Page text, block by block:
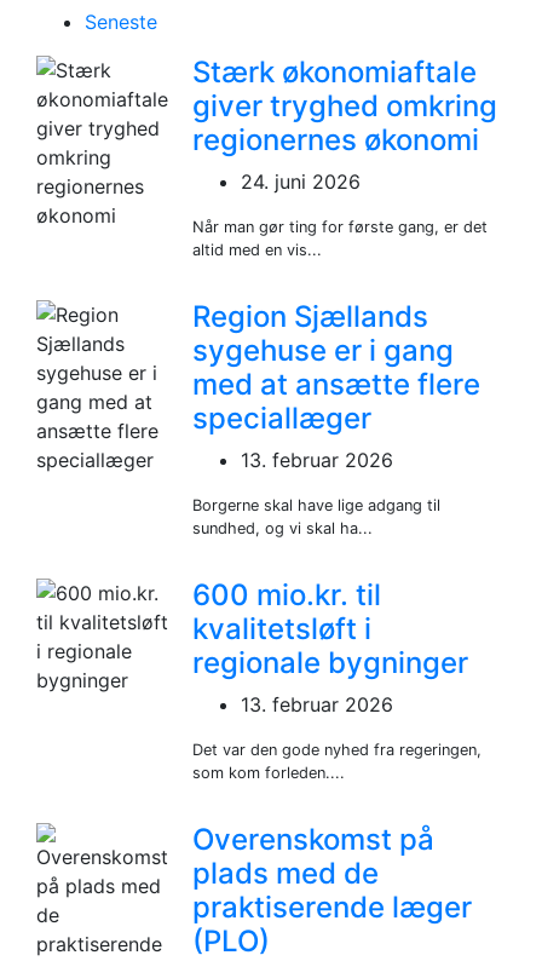
Seneste
Stærk økonomiaftale
giver tryghed omkring
regionernes økonomi
24. juni 2026
Når man gør ting for første gang, er det
altid med en vis...
Region Sjællands
sygehuse er i gang
med at ansætte flere
speciallæger
13. februar 2026
Borgerne skal have lige adgang til
sundhed, og vi skal ha...
600 mio.kr. til
kvalitetsløft i
regionale bygninger
13. februar 2026
Det var den gode nyhed fra regeringen,
som kom forleden....
Overenskomst på
plads med de
praktiserende læger
(PLO)